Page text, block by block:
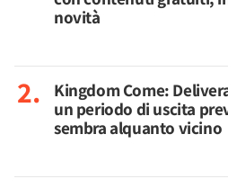
novità
Kingdom Come:
un periodo di uscita
sembra alquanto vicino